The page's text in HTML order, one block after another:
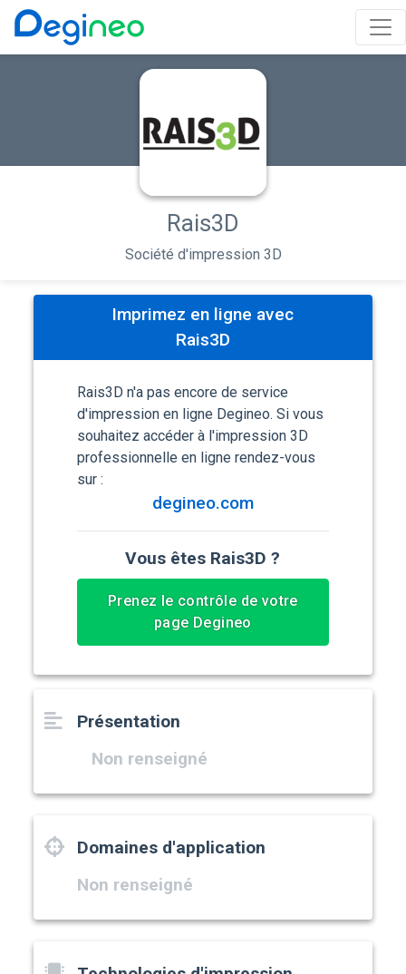
Rais3D
Société d'impression 3D
Présentation
Non renseigné
Domaines d'application
Non renseigné
Imprimez en ligne avec
Rais3D
Rais3D n'a pas encore de service
d'impression en ligne Degineo. Si vous
souhaitez accéder à l'impression 3D
professionnelle en ligne rendez-vous
sur :
degineo.com
Vous êtes Rais3D ?
Prenez le contrôle de votre
page Degineo